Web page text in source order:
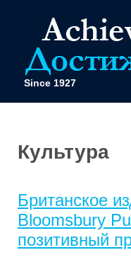
Since 1927
Культура
Британское
Bloomsbury
позитивный